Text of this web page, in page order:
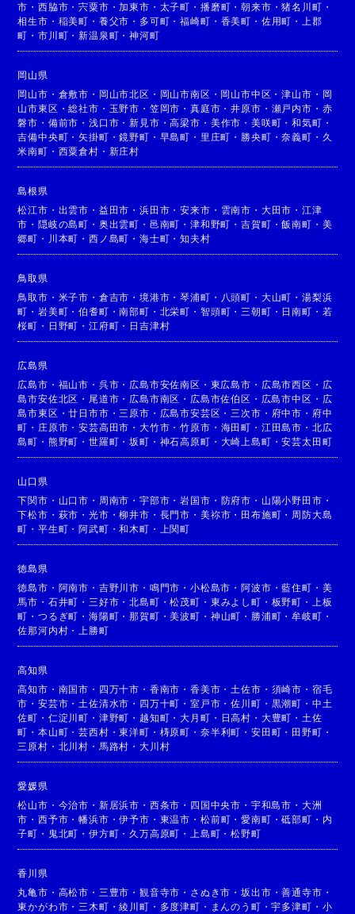
市 ・西脇市 ・宍粟市 ・加東市 ・ 太子町 ・ 播磨町 ・朝来市 ・猪名川町 ・
相生市 ・ 稲美町 ・ 養父市 ・ 多可町 ・福崎町 ・ 香美町 ・ 佐用町 ・ 上郡
町 ・市川町 ・新温泉町 ・神河町
岡山県
岡山市 ・ 倉敷市 ・ 岡山市北区 ・ 岡山市南区 ・ 岡山市中区 ・津山市 ・ 岡
山市東区 ・総社市 ・ 玉野市 ・ 笠岡市 ・真庭市 ・井原市 ・ 瀬戸内市 ・ 赤
磐市 ・ 備前市 ・浅口市 ・新見市 ・高梁市 ・ 美作市 ・ 美咲町 ・和気町 ・
吉備中央町 ・矢掛町 ・鏡野町 ・ 早島町 ・ 里庄町 ・ 勝央町 ・奈義町 ・ 久
米南町 ・ 西粟倉村 ・ 新庄村
島根県
松江市 ・ 出雲市 ・ 益田市 ・浜田市 ・安来市 ・ 雲南市 ・ 大田市 ・ 江津
市 ・ 隠岐の島町 ・ 奥出雲町 ・ 邑南町 ・津和野町 ・吉賀町 ・飯南町 ・ 美
郷町 ・ 川本町 ・西ノ島町 ・海士町 ・知夫村
鳥取県
鳥取市 ・ 米子市 ・ 倉吉市 ・境港市 ・琴浦町 ・ 八頭町 ・ 大山町 ・ 湯梨浜
町 ・岩美町 ・伯耆町 ・南部町 ・ 北栄町 ・ 智頭町 ・三朝町 ・ 日南町 ・ 若
桜町 ・ 日野町 ・江府町 ・ 日吉津村
広島県
広島市 ・ 福山市 ・ 呉市 ・ 広島市安佐南区 ・ 東広島市 ・ 広島市西区 ・ 広
島市安佐北区 ・ 尾道市 ・ 広島市南区 ・ 広島市佐伯区 ・ 広島市中区 ・ 広
島市東区 ・廿日市市 ・三原市 ・ 広島市安芸区 ・三次市 ・ 府中市 ・ 府中
町 ・ 庄原市 ・安芸高田市 ・大竹市 ・竹原市 ・ 海田町 ・ 江田島市 ・ 北広
島町 ・ 熊野町 ・世羅町 ・坂町 ・ 神石高原町 ・ 大崎上島町 ・安芸太田町
山口県
下関市 ・ 山口市 ・ 周南市 ・宇部市 ・岩国市 ・ 防府市 ・ 山陽小野田市 ・
下松市 ・ 萩市 ・光市 ・柳井市 ・ 長門市 ・ 美祢市 ・ 田布施町 ・ 周防大島
町 ・平生町 ・ 阿武町 ・和木町 ・ 上関町
徳島県
徳島市 ・ 阿南市 ・ 吉野川市 ・ 鳴門市 ・小松島市 ・ 阿波市 ・藍住町 ・ 美
馬市 ・ 石井町 ・三好市 ・北島町 ・松茂町 ・ 東みよし町 ・ 板野町 ・ 上板
町 ・つるぎ町 ・海陽町 ・那賀町 ・美波町 ・ 神山町 ・ 勝浦町 ・牟岐町 ・
佐那河内村 ・上勝町
高知県
高知市 ・ 南国市 ・ 四万十市 ・ 香南市 ・香美市 ・土佐市 ・ 須崎市 ・ 宿毛
市 ・安芸市 ・土佐清水市 ・ 四万十町 ・室戸市 ・佐川町 ・ 黒潮町 ・ 中土
佐町 ・ 仁淀川町 ・ 津野町 ・ 越知町 ・大月町 ・ 日高村 ・ 大豊町 ・ 土佐
町 ・本山町 ・芸西村 ・東洋町 ・ 梼原町 ・ 奈半利町 ・ 安田町 ・ 田野町 ・
三原村 ・ 北川村 ・ 馬路村 ・大川村
愛媛県
松山市 ・ 今治市 ・ 新居浜市 ・ 西条市 ・ 四国中央市 ・ 宇和島市 ・ 大洲
市 ・西予市 ・幡浜市 ・伊予市 ・ 東温市 ・ 松前町 ・愛南町 ・砥部町 ・ 内
子町 ・ 鬼北町 ・伊方町 ・ 久万高原町 ・上島町 ・松野町
香川県
丸亀市 ・ 高松市 ・ 三豊市 ・観音寺市 ・ さぬき市 ・坂出市 ・善通寺市 ・
東かがわ市 ・三木町 ・綾川町 ・ 多度津町 ・ まんのう町 ・宇多津町 ・ 小